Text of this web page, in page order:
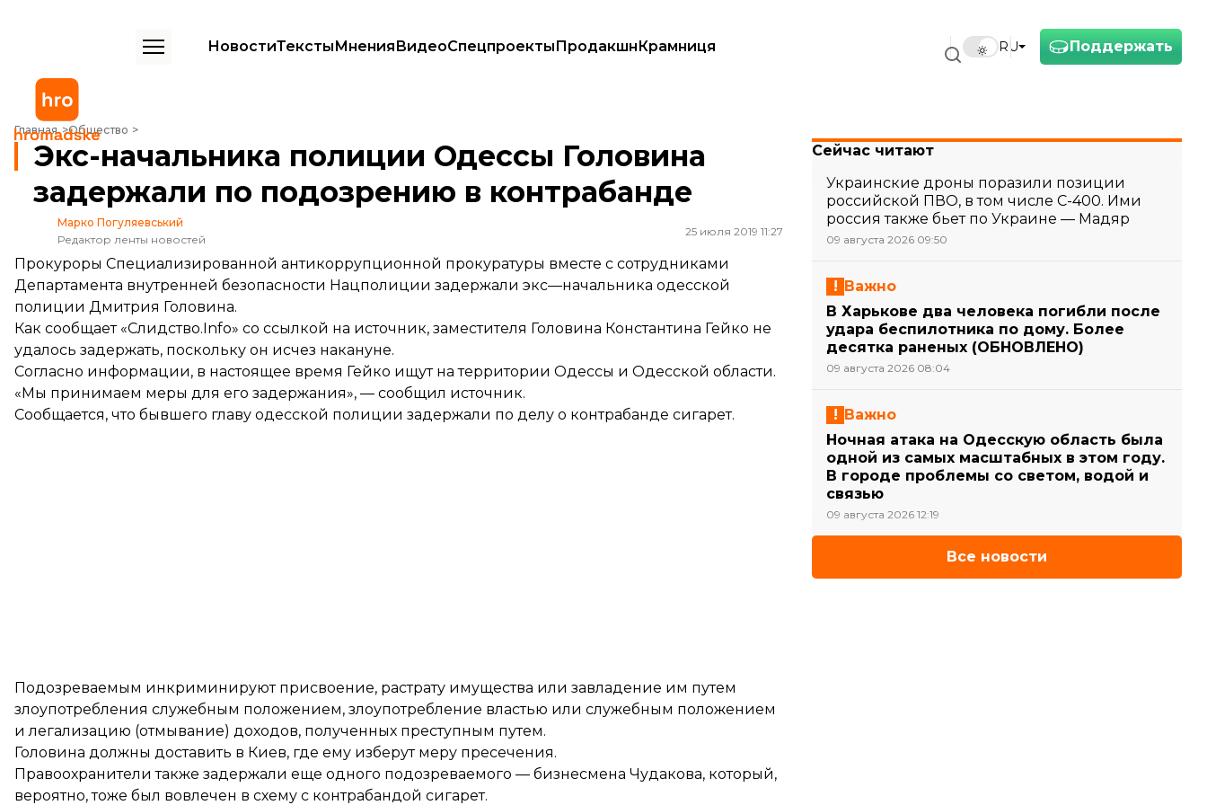
Поддержать
RU
НовостиТекстыМненияВидеоСпецпроектыПродакшнКрамниця
Главная Общество
Экс-начальника полиции Одессы Головина задержали по подозрению в контрабанде
Экс-начальника полиции Одессы Головина
задержали по подозрению в контрабанде
Марко Погуляевський
Редактор ленты новостей
25 июля 2019 11:27
Прокуроры Специализированной антикоррупционной прокуратуры вместе с сотрудниками
Департамента внутренней безопасности Нацполиции задержали экс—начальника одесской
полиции Дмитрия Головина.
Как сообщает«Слидство.Info» со ссылкой на источник, заместителя Головина Константина Гейко не
удалось задержать, поскольку он исчез накануне.
Согласно информации, в настоящее время Гейко ищут на территории Одессы и Одесской области.
«Мы принимаем меры для его задержания», — сообщил источник.
Сообщается, что бывшего главу одесской полиции задержали по делу о контрабанде сигарет.
Подозреваемым инкриминируют присвоение, растрату имущества или завладение им путем
злоупотребления служебным положением, злоупотребление властью или служебным положением
и легализацию (отмывание) доходов, полученных преступным путем.
Головина должны доставить в Киев, где ему изберут меру пресечения.
Правоохранители также задержали еще одного подозреваемого — бизнесмена Чудакова, который,
вероятно, тоже был вовлечен в схему с контрабандой сигарет.
Сейчас читают
Украинские дроны поразили позиции
российской ПВО, в том числе С-400. Ими
россия также бьет по Украине — Мадяр
09 августа 2026 09:50
Важно
В Харькове два человека погибли после
удара беспилотника по дому. Более
десятка раненых (ОБНОВЛЕНО)
09 августа 2026 08:04
Важно
Ночная атака на Одесскую область была
одной из самых масштабных в этом году.
В городе проблемы со светом, водой и
связью
09 августа 2026 12:19
Все новости